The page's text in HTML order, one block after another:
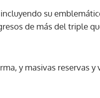
su
de más del triple
y masivas reservas y